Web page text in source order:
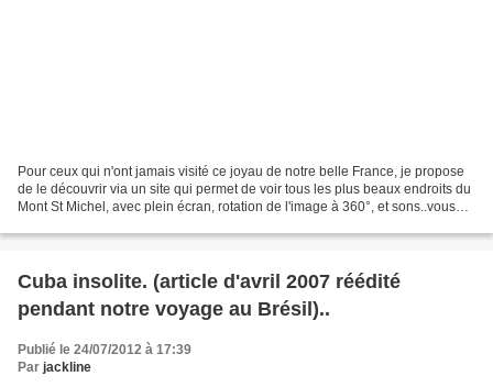
Pour ceux qui n'ont jamais visité ce joyau de notre belle France, je propose
de le découvrir via un site qui permet de voir tous les plus beaux endroits du
Mont St Michel, avec plein écran, rotation de l'image à 360°, et sons..vous
Cuba insolite. (article d'avril 2007 réédité
pendant notre voyage au Brésil)..
Publié le 24/07/2012 à 17:39
Par jackline